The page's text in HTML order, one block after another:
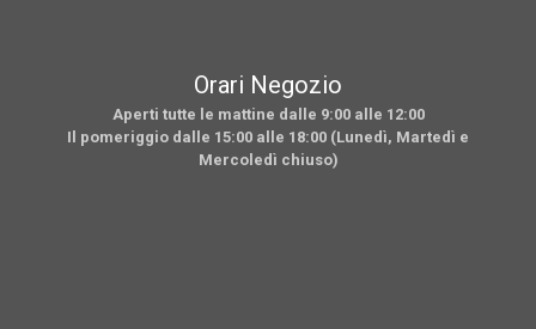
Orari Negozio
Aperti tutte le mattine dalle 9:00 alle 12:00
Il pomeriggio dalle 15:00 alle 18:00 (Lunedì, Martedì e
Mercoledì chiuso)